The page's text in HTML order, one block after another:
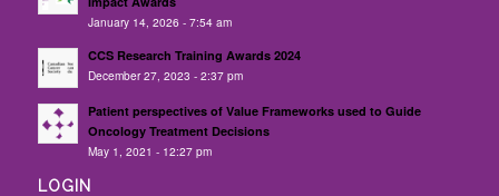
January 14, 2026 - 7:54 am
CCS Research Training Awards 2024
December 27, 2023 - 2:37 pm
Patient perspectives of Value Frameworks used to Guide
Oncology Treatment Decisions
May 1, 2021 - 12:27 pm
LOGIN